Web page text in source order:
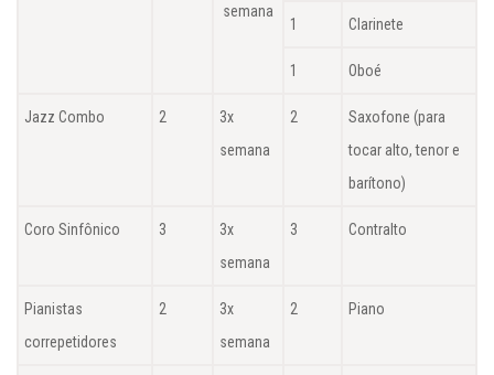
semana
1 Clarinete
1 Oboé
Jazz Combo 2
3x
semana
2
Saxofone (para
tocar alto, tenor e
barítono)
Coro Sinfônico 3
3x
semana
3 Contralto
Pianistas
correpetidores
2
3x
semana
2 Piano